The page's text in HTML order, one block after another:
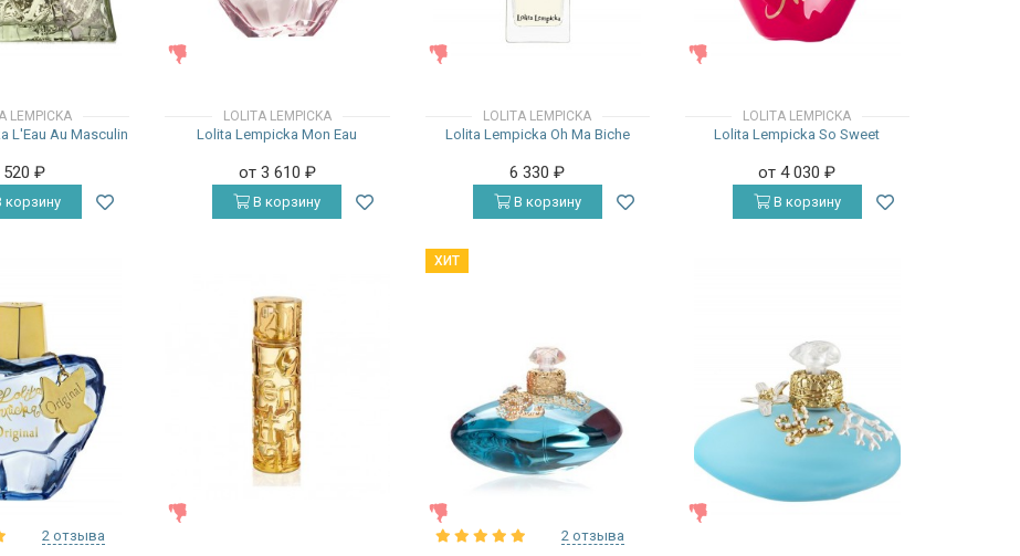
LEMPICKA
L'Eau Au Masculin
₽
корзину
LOLITA LEMPICKA
Lolita Lempicka Mon Eau
от 3 610 ₽
В корзину
LOLITA LEMPICKA
Lolita Lempicka Oh Ma Biche
6 330₽
В корзину
LOLITA LEMPICKA
Lolita Lempicka So Sweet
от 4 030₽
В корзину
2 отзыва
ХИТ
2 отзыва